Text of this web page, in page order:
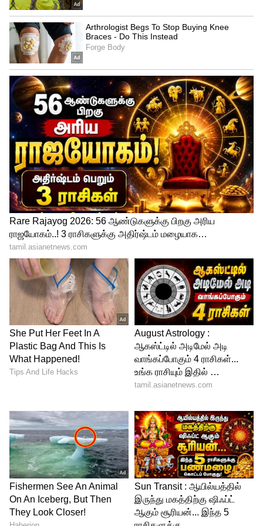
3
4
Umapathy, aishwarya Arjun engagement
ஐஸ்வர்யா - உமாபதி ஜோடிக்கு கடந்த
மாதம் நிச்சயதார்த்தம் நடைபெற்றது.
சென்னையில் நடிகர் அர்ஜுன் கட்டியுள்ள
ஆஞ்சநேயர் கோவிலில் வைத்து தான்
இவர்களது நிச்சயதார்த்தம் நடந்தது. இதில்
இருவீட்டாரின் நெருங்கிய உறவினர்கள்
மற்றும் நண்பர்கள் மட்டுமே
கலந்துகொண்டனர். இந்த நிலையில், தன்
வருங்கால மருமகளுக்கு நடிகர் தம்பி
ராமையா கண்டிஷன் ஒன்றை
போட்டுள்ளதாக கோலிவுட் வட்டாரத்தில்
தகவல் பரவி வருகிறது.